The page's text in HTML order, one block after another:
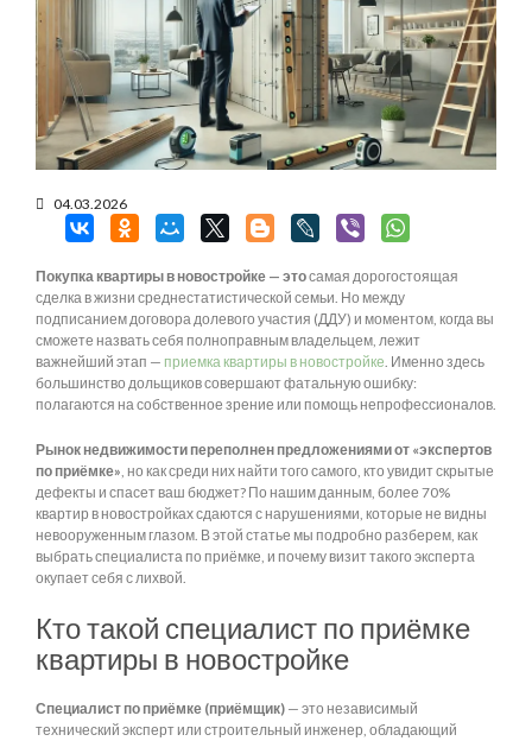
04.03.2026
Покупка квартиры в новостройке — этосамая дорогостоящая
сделка в жизни среднестатистической семьи. Но между
подписанием договора долевого участия (ДДУ) и моментом, когда вы
сможете назвать себя полноправным владельцем, лежит
важнейший этап — приемка квартиры в новостройке. Именно здесь
большинство дольщиков совершают фатальную ошибку:
полагаются на собственное зрение или помощь непрофессионалов.
Рынок недвижимости переполнен предложениями от «экспертов
по приёмке», но как среди них найти того самого, кто увидит скрытые
дефекты и спасет ваш бюджет? По нашим данным, более 70%
квартир в новостройках сдаются с нарушениями, которые не видны
невооруженным глазом. В этой статье мы подробно разберем, как
выбрать специалиста по приёмке, и почему визит такого эксперта
окупает себя с лихвой.
Кто такой специалист по приёмке
квартиры в новостройке
Специалист по приёмке (приёмщик) — это независимый
технический эксперт или строительный инженер, обладающий